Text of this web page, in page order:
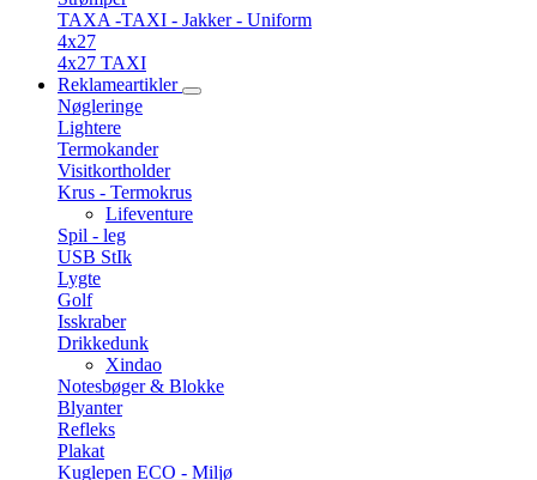
TAXA -TAXI - Jakker - Uniform
4x27
4x27 TAXI
Reklameartikler
Nøgleringe
Lightere
Termokander
Visitkortholder
Krus - Termokrus
Lifeventure
Spil - leg
USB StIk
Lygte
Golf
Isskraber
Drikkedunk
Xindao
Notesbøger & Blokke
Blyanter
Refleks
Plakat
Kuglepen ECO - Miljø